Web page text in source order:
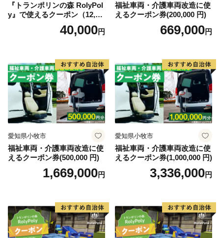
『トランポリンの森 RolyPol
y』で使えるクーポン（12,00
40,000円
福祉車両・介護車両改造に使
えるクーポン券(200,000 円)
669,000円
愛知県小牧市
福祉車両・介護車両改造に使
えるクーポン券(500,000 円)
1,669,000円
愛知県小牧市
福祉車両・介護車両改造に使
えるクーポン券(1,000,000 円)
3,336,000円